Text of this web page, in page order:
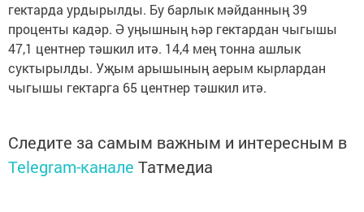
гектарда урдырылды. Бу барлык мәйданның 39
проценты кадәр. Ә уңышның һәр гектардан чыгышы
47,1 центнер тәшкил итә. 14,4 мең тонна ашлык
суктырылды. Уҗым арышының аерым кырлардан
чыгышы гектарга 65 центнер тәшкил итә.
Следите за самым важным и интересным в
Telegram-канале Татмедиа